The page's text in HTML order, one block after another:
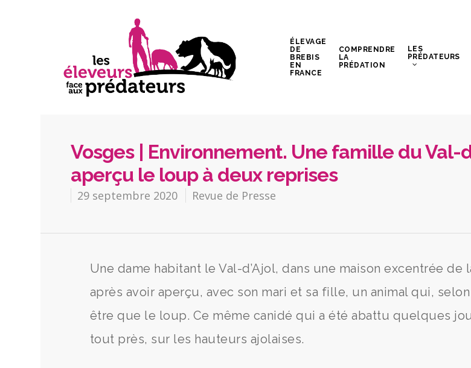
ÉLEVAGE
DE
BREBIS
EN
FRANCE
COMPRENDRE
LA
PRÉDATION
LES
PRÉDATEURS
Vosges | Environnement. Une famille du Val-
aperçu le loup à deux reprises
29 septembre 2020 Revue de Presse
Une dame habitant le Val-d’Ajol, dans une maison excentrée de
après avoir aperçu, avec son mari et sa fille, un animal qui,
être que le loup. Ce même canidé qui a été abattu quelques
tout près, sur les hauteurs ajolaises.